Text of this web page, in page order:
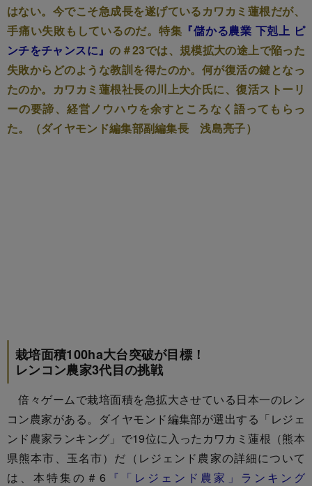
はない。今でこそ急成長を遂げているカワカミ蓮根だが、
手痛い失敗もしているのだ。特集 『儲かる農業 下剋上 ピ
ンチをチャンスに』の＃23では、規模拡大の途上で陥った
失敗からどのような教訓を得たのか。何が復活の鍵となっ
たのか。カワカミ蓮根社長の川上大介氏に、復活ストーリ
ーの要諦、経営ノウハウを余すところなく語ってもらっ
た。（ダイヤモンド編集部副編集長 浅島亮子）
栽培面積100ha大台突破が目標！
レンコン農家3代目の挑戦
倍々ゲームで栽培面積を急拡大させている日本一のレン
コン農家がある。ダイヤモンド編集部が選出する「レジェ
ンド農家ランキング」で19位に入ったカワカミ蓮根（熊本
県熊本市、玉名市）だ（レジェンド農家の詳細について
は、本特集の＃6 『「レジェンド農家」ランキング